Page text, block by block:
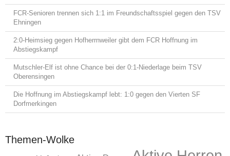
FCR-Senioren trennen sich 1:1 im Freundschaftsspiel gegen den TSV
Ehningen
2:0-Heimsieg gegen Hofherrnweiler gibt dem FCR Hoffnung im
Abstiegskampf
Mutschler-Elf ist ohne Chance bei der 0:1-Niederlage beim TSV
Oberensingen
Die Hoffnung im Abstiegskampf lebt: 1:0 gegen den Vierten SF
Dorfmerkingen
Themen-Wolke